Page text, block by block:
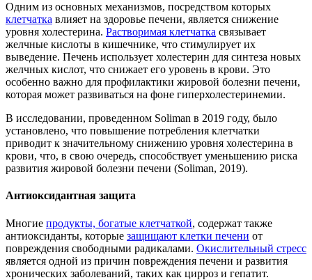
Одним из основных механизмов, посредством которых
клетчатка влияет на здоровье печени, является снижение
уровня холестерина. Растворимая клетчатка связывает
желчные кислоты в кишечнике, что стимулирует их
выведение. Печень использует холестерин для синтеза новых
желчных кислот, что снижает его уровень в крови. Это
особенно важно для профилактики жировой болезни печени,
которая может развиваться на фоне гиперхолестеринемии.
В исследовании, проведенном Soliman в 2019 году, было
установлено, что повышение потребления клетчатки
приводит к значительному снижению уровня холестерина в
крови, что, в свою очередь, способствует уменьшению риска
развития жировой болезни печени (Soliman, 2019).
Антиоксидантная защита
Многие продукты, богатые клетчаткой, содержат также
антиоксиданты, которые защищают клетки печени от
повреждения свободными радикалами. Окислительный стресс
является одной из причин повреждения печени и развития
хронических заболеваний, таких как цирроз и гепатит.